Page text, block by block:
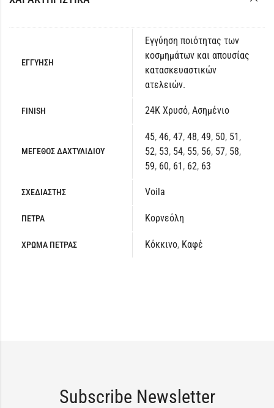
ΕΓΓΥΗΣΗ
Εγγύηση ποιότητας των
κοσμημάτων και απουσίας
κατασκευαστικών
ατελειών.
FINISH 24Κ Χρυσό, Ασημένιο
ΜΕΓΕΘΟΣ ΔΑΧΤΥΛΙΔΙΟΥ
45, 46, 47, 48, 49, 50, 51 ,
52, 53, 54, 55, 56, 57, 58,
59, 60, 61 , 62, 63
ΣΧΕΔΙΑΣΤΗΣ Voila
ΠΕΤΡΑ Κορνεόλη
ΧΡΩΜΑ ΠΕΤΡΑΣ Κόκκινο, Καφέ
Subscribe Newsletter